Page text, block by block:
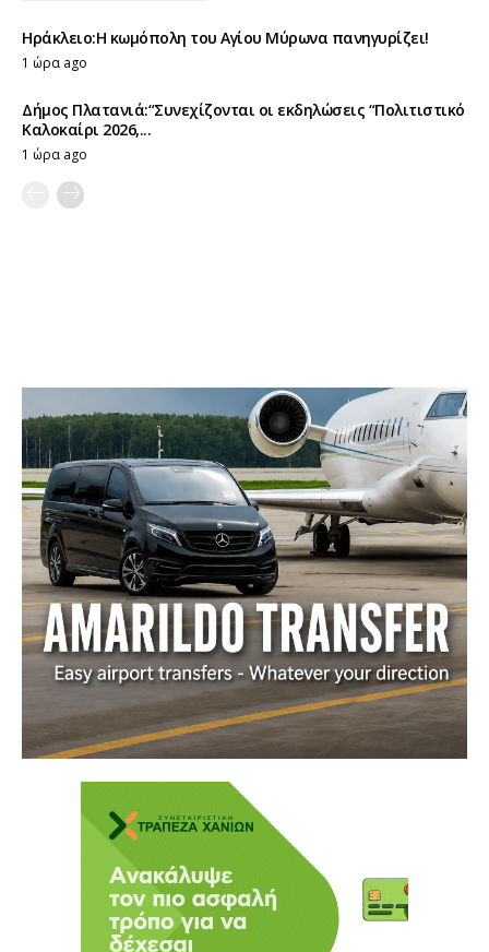
Ηράκλειο:Η κωμόπολη του Αγίου Μύρωνα πανηγυρίζει!
1 ώρα ago
Δήμος Πλατανιά:“Συνεχίζονται οι εκδηλώσεις “Πολιτιστικό
Καλοκαίρι 2026,...
1 ώρα ago